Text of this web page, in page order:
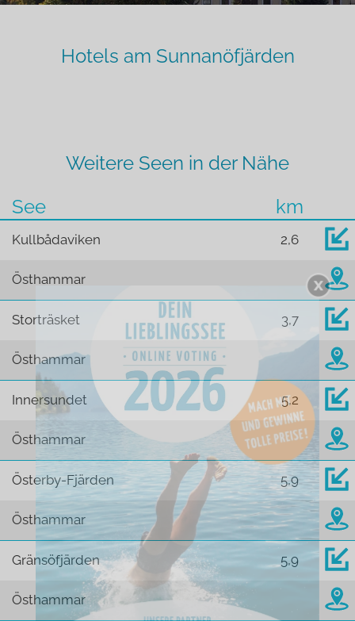
Hotels am Sunnanöfjärden
Weitere Seen in der Nähe
See
km
Kullbådaviken 2,6
Östhammar
Storträsket 3,7
Östhammar
Innersundet 5,2
Östhammar
Österby-Fjärden 5,9
Östhammar
Gränsöfjärden 5,9
Östhammar